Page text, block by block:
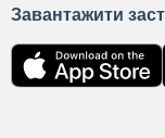
Завантажити